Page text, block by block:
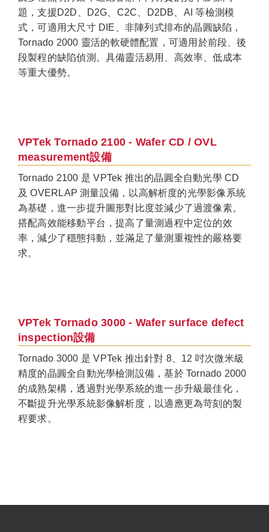
題，支援D2D、D2G、C2C、D2DB、AI 等檢測模
式，可適用大尺寸 DIE、非陣列式排布的晶圓缺陷，
Tornado 2000 靈活的軟硬體配置，可適用於前段、後
段製程的缺陷偵測。具備靈活易用、高效率、低成本
等重大優勢。
VPTek Tornado 2100 - Wafer CD / OVL
measurement設備
Tornado 2100 是 VPTek 推出的晶圓全自動光學 CD
及 OVERLAP 測量設備，以高解析度的光學影像系統
為基礎，進一步提升圖形對比度並減少了過渡像素。
搭配高效能移動平台，提高了量測過程中定位的效
率，減少了穩態抖動，並滿足了量測重複性的嚴格要
求。
VPTek Tornado 3000 - Wafer surface defect
inspection設備
Tornado 3000 是 VPTek 推出針對 8、12 吋次微米級
精度的晶圓全自動光學檢測設備，基於 Tornado 2000
的成熟架構，透過對光學系統的進一步升級最佳化，
不斷提升光學系統影像解析度，以適應更為苛刻的製
程要求。